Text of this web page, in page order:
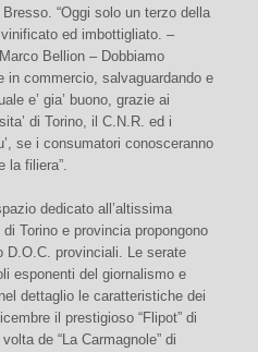
“Oggi solo un terzo della
ed imbottigliato. –
Bellion – Dobbiamo
in commercio, salvaguardando e
e’ gia’ buono, grazie ai
di Torino, il C.N.R. ed i
se i consumatori conosceranno
la filiera”.
dedicato all’altissima
Torino e provincia propongono
D.O.C. provinciali. Le serate
esponenti del giornalismo e
dettaglio le caratteristiche dei
il prestigioso “Flipot” di
de “La Carmagnole” di